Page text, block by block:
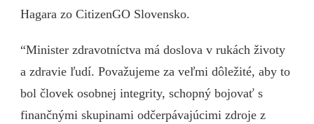
Hagara zo CitizenGO Slovensko.
“Minister zdravotníctva má doslova v rukách životy
a zdravie ľudí. Považujeme za veľmi dôležité, aby to
bol človek osobnej integrity, schopný bojovať s
finančnými skupinami odčerpávajúcimi zdroje z